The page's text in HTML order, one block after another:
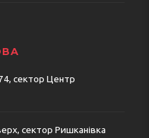
сектор Центр
сектор Ришканівка